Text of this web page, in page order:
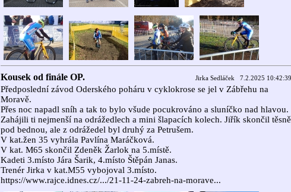
Kousek od finále OP. Jirka Sedláček 7.2.2025 10:42:39
Předposlední závod Oderského poháru v cyklokrose se jel v Zábřehu na
Moravě.
Přes noc napadl sníh a tak to bylo všude pocukrováno a sluníčko nad hlavou.
Zahájili ti nejmenší na odrážedlech a mini šlapacích kolech. Jiřík skončil těsně
pod bednou, ale z odrážedel byl druhý za Petrušem.
V kat.žen 35 vyhrála Pavlína Maráčková.
V kat. M65 skončil Zdeněk Žarlok na 5.místě.
Kadeti 3.místo Jára Šarik, 4.místo Štěpán Janas.
Trenér Jirka v kat.M55 vybojoval 3.místo.
https://www.rajce.idnes.cz/.../21-11-24-zabreh-na-morave...